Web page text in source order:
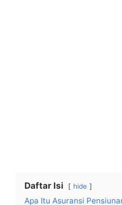
Daftar Isi hide
Apa Itu Asuransi